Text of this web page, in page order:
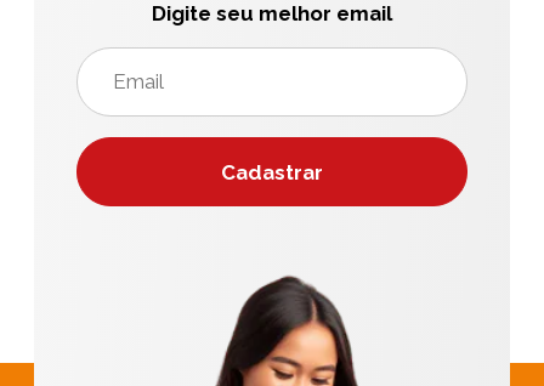
Digite seu melhor email